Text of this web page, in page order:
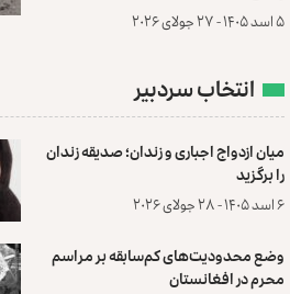
۵ اسد ۱۴۰۵ - ۲۷ جولای ۲۰۲۶
انتخاب سردبیر
میان ازدواج اجباری و زندان؛ صدیقه زندان
را برگزید
۶ اسد ۱۴۰۵ - ۲۸ جولای ۲۰۲۶
وضع محدودیت‌های کم‌سابقه بر مراسم
محرم در افغانستان